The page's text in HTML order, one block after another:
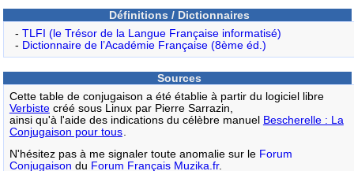
Définitions / Dictionnaires
- TLFI (le Trésor de la Langue Française informatisé)
- Dictionnaire de l’Académie Française (8ème éd.)
Sources
Cette table de conjugaison a été établie à partir du logiciel libre
Verbistecréé sous Linux par Pierre Sarrazin,
ainsi qu'à l'aide des indications du célèbre manuel Bescherelle : La
Conjugaison pour tous
N'hésitez pas à me signaler toute anomalie sur le Forum
Conjugaison du Forum Français Muzika.fr.